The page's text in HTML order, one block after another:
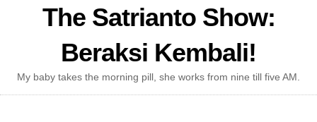
The Satrianto Show:
Beraksi Kembali!
My baby takes the morning pill, she works from nine till five AM.